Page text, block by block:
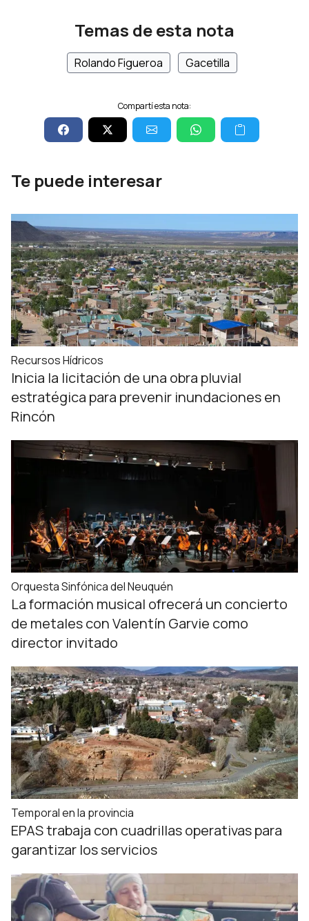
Temas de esta nota
Rolando Figueroa Gacetilla
Compartí esta nota:
Te puede interesar
Recursos Hídricos
Inicia la licitación de una obra pluvial
estratégica para prevenir inundaciones en
Rincón
Orquesta Sinfónica del Neuquén
La formación musical ofrecerá un concierto
de metales con Valentín Garvie como
director invitado
Temporal en la provincia
EPAS trabaja con cuadrillas operativas para
garantizar los servicios